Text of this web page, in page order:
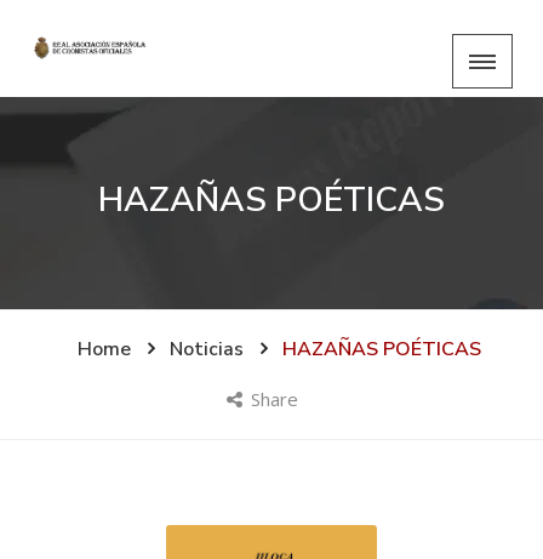
HAZAÑAS POÉTICAS
Home Noticias HAZAÑAS POÉTICAS
Share